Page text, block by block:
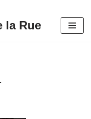
la Rue